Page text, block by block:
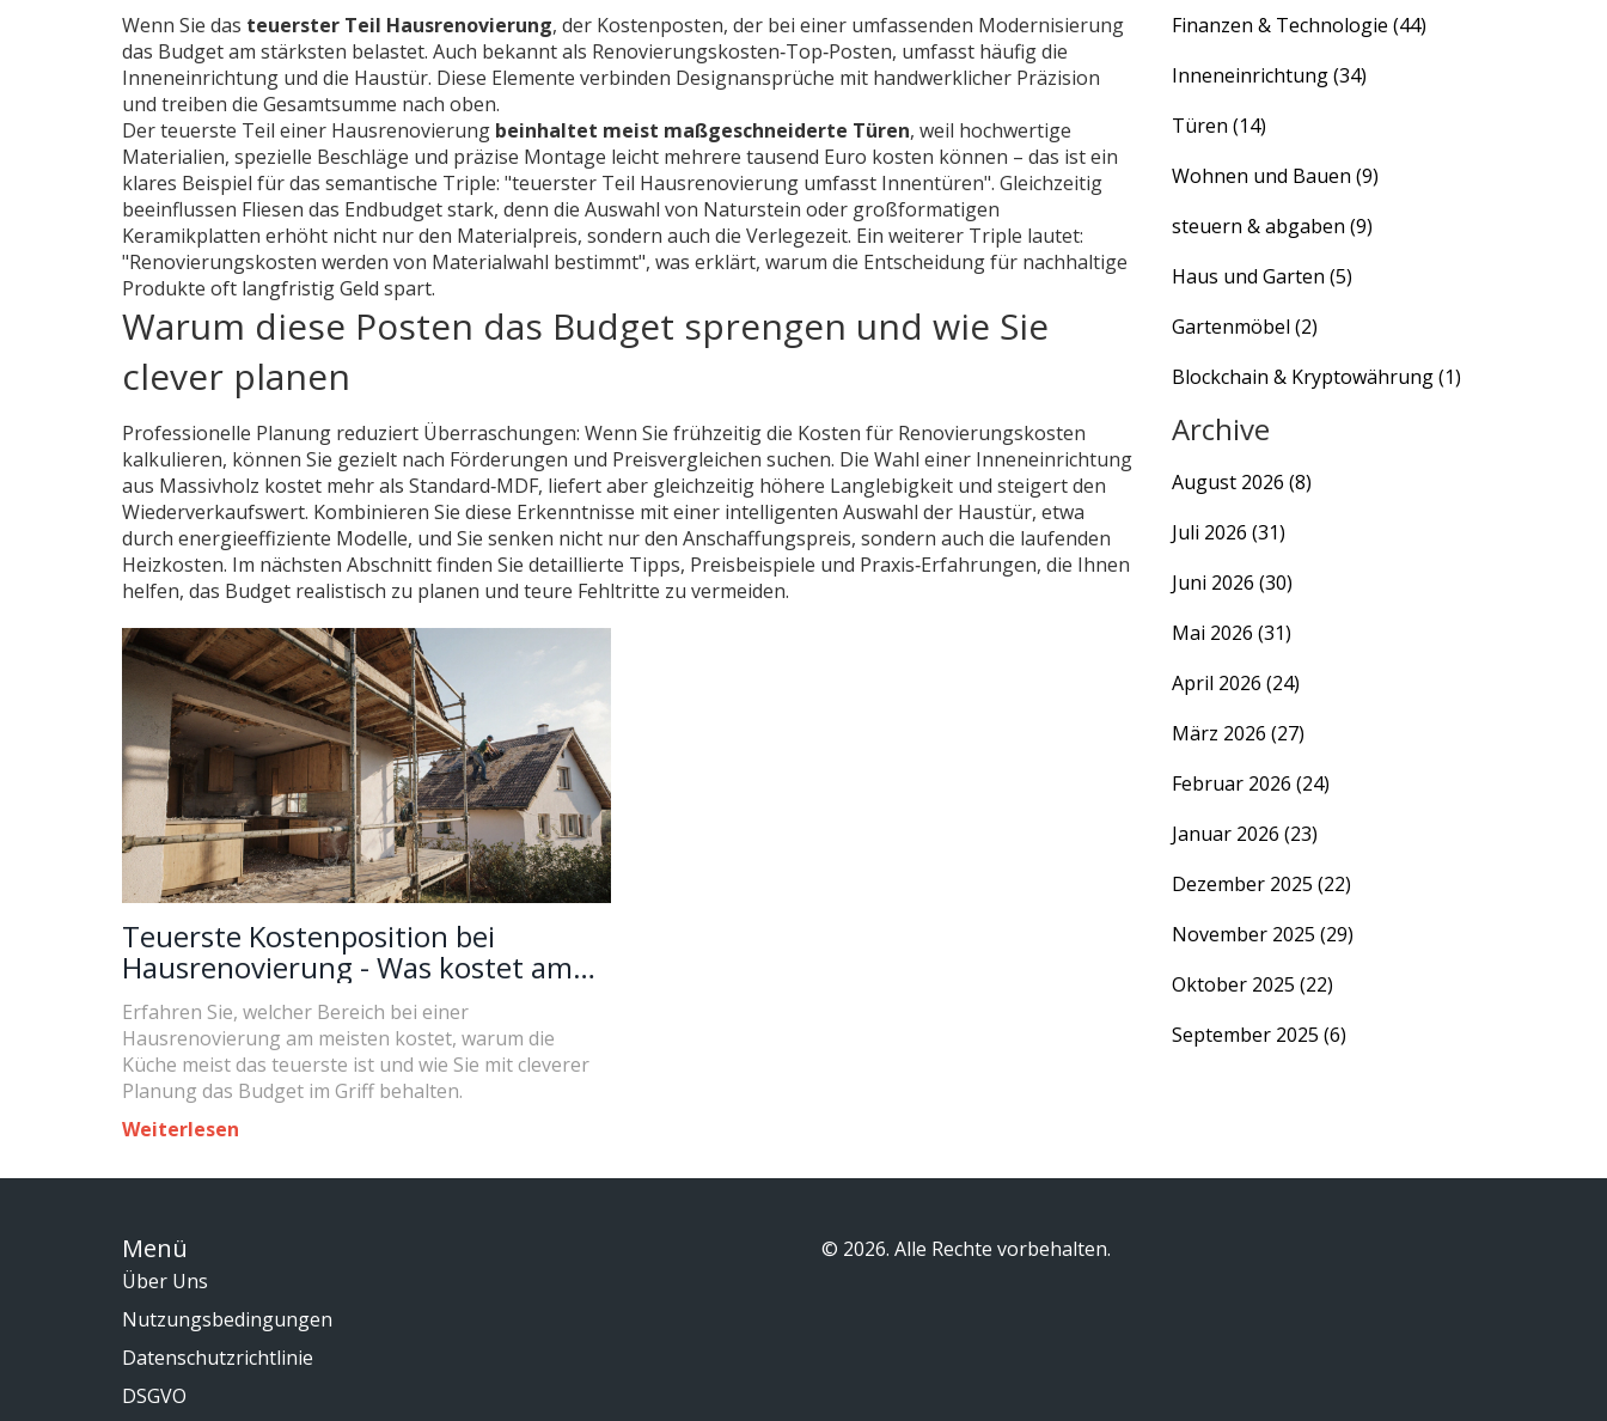
Wenn Sie das teuerster Teil Hausrenovierung, der Kostenposten, der bei einer umfassenden Modernisierung
das Budget am stärksten belastet. Auch bekannt als Renovierungskosten‑Top‑Posten, umfasst häufig die
Inneneinrichtung und die Haustür. Diese Elemente verbinden Designansprüche mit handwerklicher Präzision
und treiben die Gesamtsumme nach oben.
Der teuerste Teil einer Hausrenovierung beinhaltet meist maßgeschneiderte Türen, weil hochwertige
Materialien, spezielle Beschläge und präzise Montage leicht mehrere tausend Euro kosten können – das ist ein
klares Beispiel für das semantische Triple: "teuerster Teil Hausrenovierung umfasst Innentüren". Gleichzeitig
beeinflussen Fliesen das Endbudget stark, denn die Auswahl von Naturstein oder großformatigen
Keramikplatten erhöht nicht nur den Materialpreis, sondern auch die Verlegezeit. Ein weiterer Triple lautet:
"Renovierungskosten werden von Materialwahl bestimmt", was erklärt, warum die Entscheidung für nachhaltige
Produkte oft langfristig Geld spart.
Warum diese Posten das Budget sprengen und wie Sie
clever planen
Professionelle Planung reduziert Überraschungen: Wenn Sie frühzeitig die Kosten für Renovierungskosten
kalkulieren, können Sie gezielt nach Förderungen und Preis­vergleichen suchen. Die Wahl einer Inneneinrichtung
aus Massivholz kostet mehr als Standard‑MDF, liefert aber gleichzeitig höhere Langlebigkeit und steigert den
Wiederverkaufswert. Kombinieren Sie diese Erkenntnisse mit einer intelligenten Auswahl der Haustür, etwa
durch energieeffiziente Modelle, und Sie senken nicht nur den Anschaffungspreis, sondern auch die laufenden
Heizkosten. Im nächsten Abschnitt finden Sie detaillierte Tipps, Preisbeispiele und Praxis‑Erfahrungen, die Ihnen
helfen, das Budget realistisch zu planen und teure Fehltritte zu vermeiden.
Teuerste Kostenposition bei
Hausrenovierung - Was kostet am
meisten?
Erfahren Sie, welcher Bereich bei einer
Hausrenovierung am meisten kostet, warum die
Küche meist das teuerste ist und wie Sie mit cleverer
Planung das Budget im Griff behalten.
Weiterlesen
Finanzen & Technologie (44)
Inneneinrichtung(34)
Türen (14)
Wohnen und Bauen (9)
steuern & abgaben (9)
Haus und Garten (5)
Gartenmöbel (2)
Blockchain & Kryptowährung(1)
Archive
August 2026 (8)
Juli 2026 (31)
Juni 2026 (30)
Mai 2026 (31)
April 2026 (24)
März 2026 (27)
Februar 2026 (24)
Januar 2026 (23)
Dezember 2025 (22)
November 2025 (29)
Oktober 2025 (22)
September 2025 (6)
Menü
Über Uns
Nutzungsbedingungen
Datenschutzrichtlinie
DSGVO
© 2026. Alle Rechte vorbehalten.